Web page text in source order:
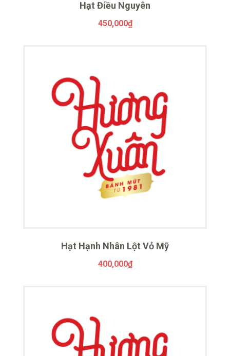
Hạt Điều Nguyên
450,000₫
Hạt Hạnh Nhân Lột Vỏ Mỹ
400,000₫